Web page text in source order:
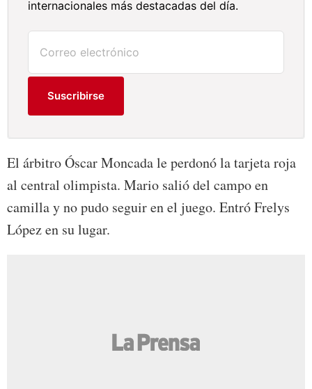
internacionales más destacadas del día.
Suscribirse
El árbitro Óscar Moncada le perdonó la tarjeta roja
al central olimpista. Mario salió del campo en
camilla y no pudo seguir en el juego. Entró Frelys
López en su lugar.